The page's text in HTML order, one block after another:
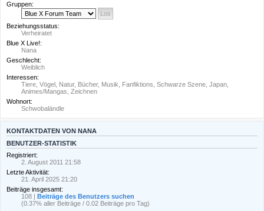
Gruppen:
Beziehungsstatus:
Verheiratet
Blue X Live!:
Nana
Geschlecht:
Weiblich
Interessen:
Tiere, Vögel, Natur, Bücher, Musik, Fanfiktions, Schwarze Szene, Japan,
Animes/Mangas, Zeichnen
Wohnort:
Schwobaländle
KONTAKTDATEN VON NANA
BENUTZER-STATISTIK
Registriert:
2. August 2011 21:58
Letzte Aktivität:
21. April 2025 21:20
Beiträge insgesamt:
108 | Beiträge des Benutzers suchen
(0.37% aller Beiträge / 0.02 Beiträge pro Tag)